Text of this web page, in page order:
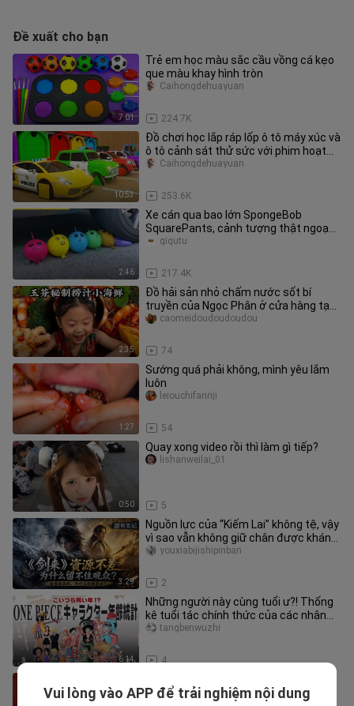
Đề xuất cho bạn
7:01
Trẻ em học màu sắc cầu vồng cá kẹo
que màu khay hình tròn
224.7K
Caihongdehuayuan
10:53
Đồ chơi học lắp ráp lốp ô tô máy xúc và
ô tô cảnh sát thử sức với phim hoạt
hình
253.6K
Caihongdehuayuan
2:46
Xe cán qua bao lớn SpongeBob
SquarePants, cảnh tượng thật ngoạn
mục
217.4K
qiqutu
2:35
Đồ hải sản nhỏ chấm nước sốt bí
truyền của Ngọc Phân ở cửa hàng tạp
hóa thập niên 80
74
caomeidoudoudoudou
1:27
Sướng quá phải không, mình yêu lắm
luôn
54
leiouchifanriji
0:50
Quay xong video rồi thì làm gì tiếp?
5
lishanweilai_01
3:29
Nguồn lực của “Kiếm Lai” không tệ, vậy
vì sao vẫn không giữ chân được khán
giả?
2
youxiabijishipinban
6:14
Những người này cùng tuổi ư?! Thống
kê tuổi tác chính thức của các nhân
vật trong Vua Hải Tặc
4
tangbenwuzhi
wuliaodefei___
Vui lòng vào APP để trải nghiệm nội dung